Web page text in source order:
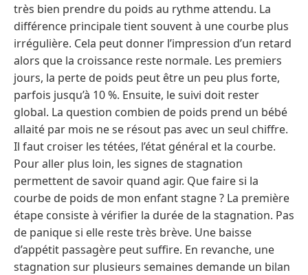
très bien prendre du poids au rythme attendu. La
différence principale tient souvent à une courbe plus
irrégulière. Cela peut donner l’impression d’un retard
alors que la croissance reste normale. Les premiers
jours, la perte de poids peut être un peu plus forte,
parfois jusqu’à 10 %. Ensuite, le suivi doit rester
global. La question combien de poids prend un bébé
allaité par mois ne se résout pas avec un seul chiffre.
Il faut croiser les tétées, l’état général et la courbe.
Pour aller plus loin, les signes de stagnation
permettent de savoir quand agir. Que faire si la
courbe de poids de mon enfant stagne ? La première
étape consiste à vérifier la durée de la stagnation. Pas
de panique si elle reste très brève. Une baisse
d’appétit passagère peut suffire. En revanche, une
stagnation sur plusieurs semaines demande un bilan